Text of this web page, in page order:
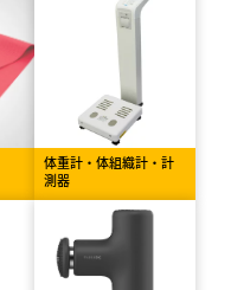
体重計・体組織計・計
測器